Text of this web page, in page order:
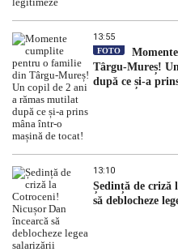
13:55
FOTO
Târgu-Mureș!
după ce și-a
13:10
Ședință de criză
să deblocheze